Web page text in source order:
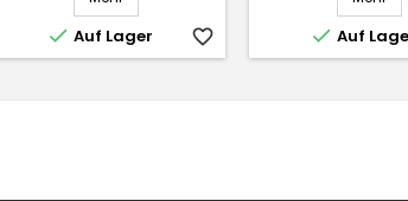
 Auf Lager favorite_border  Auf